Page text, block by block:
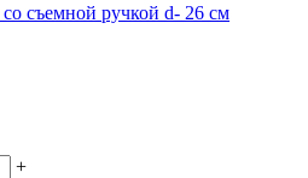
съемной ручкой d- 26 см
+